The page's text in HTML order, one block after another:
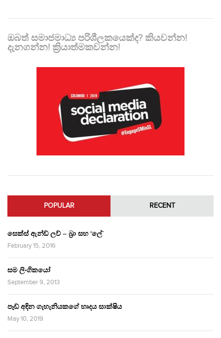
ඔබත් සමාජමාධ්‍ය පරිශීලකයෙක්ද? කියවන්න!
දැනගන්න! ක්‍රියාත්මකවන්න!
POPULAR RECENT
සෙක්ස් ඇන්ඩ් ලව් – බ්‍රා සහ ‘ලේ’
February 15, 2016
සම ලිංගිකයෝ
September 9, 2013
පෑඩ් අඳින ගැහැනියකගේ හෘදය සාක්ෂිය
May 10, 2019